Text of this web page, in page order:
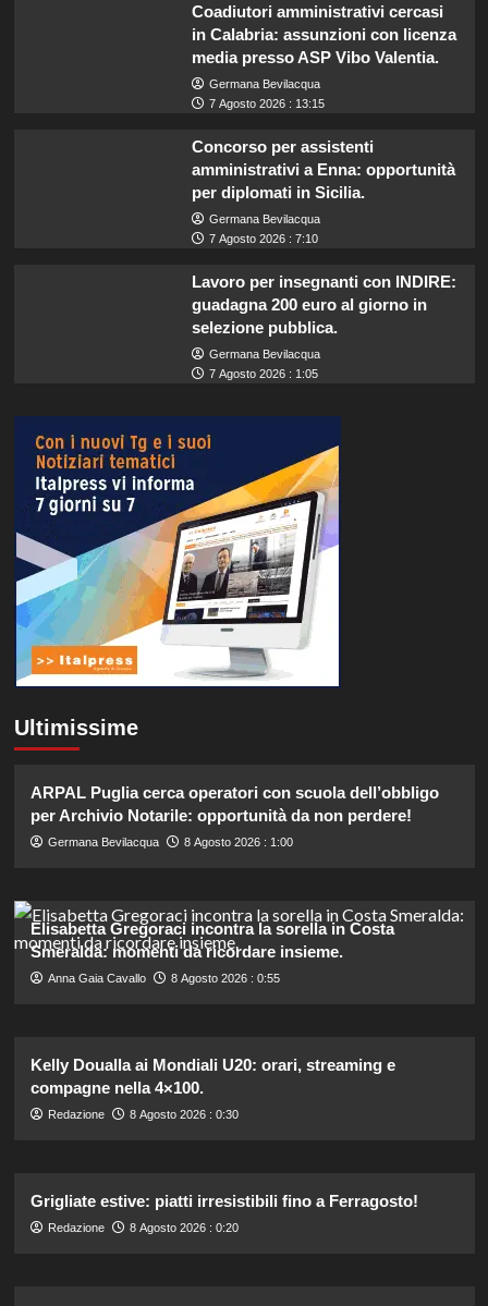
Coadiutori amministrativi cercasi
in Calabria: assunzioni con licenza
media presso ASP Vibo Valentia.
Germana Bevilacqua
7 Agosto 2026 : 13:15
Concorso per assistenti
amministrativi a Enna: opportunità
per diplomati in Sicilia.
Germana Bevilacqua
7 Agosto 2026 : 7:10
Lavoro per insegnanti con INDIRE:
guadagna 200 euro al giorno in
selezione pubblica.
Germana Bevilacqua
7 Agosto 2026 : 1:05
Ultimissime
ARPAL Puglia cerca operatori con scuola dell’obbligo
per Archivio Notarile: opportunità da non perdere!
Germana Bevilacqua 8 Agosto 2026 : 1:00
Elisabetta Gregoraci incontra la sorella in Costa
Smeralda: momenti da ricordare insieme.
Anna Gaia Cavallo 8 Agosto 2026 : 0:55
Kelly Doualla ai Mondiali U20: orari, streaming e
compagne nella 4×100.
Redazione 8 Agosto 2026 : 0:30
Grigliate estive: piatti irresistibili fino a Ferragosto!
Redazione 8 Agosto 2026 : 0:20